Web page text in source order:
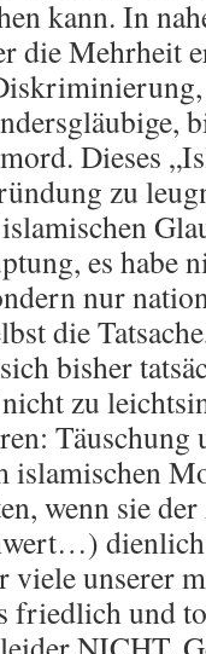
kann. In
die Mehrheit
Dieses
zu
es habe
nur
die
bisher
zu
Täuschung
wenn sie
viele unserer
friedlich und